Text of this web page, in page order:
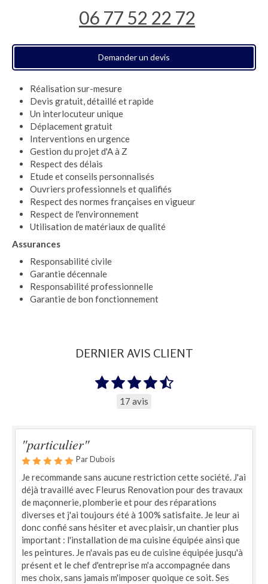
06 77 52 22 72
Demander un devis
Réalisation sur-mesure
Devis gratuit, détaillé et rapide
Un interlocuteur unique
Déplacement gratuit
Interventions en urgence
Gestion du projet d'A à Z
Respect des délais
Etude et conseils personnalisés
Ouvriers professionnels et qualifiés
Respect des normes françaises en vigueur
Respect de l'environnement
Utilisation de matériaux de qualité
Assurances
Responsabilité civile
Garantie décennale
Responsabilité professionnelle
Garantie de bon fonctionnement
DERNIER AVIS CLIENT
17 avis
"particulier"
Par Dubois
Je recommande sans aucune restriction cette société. J'ai
déjà travaillé avec Fleurus Renovation pour des travaux
de maçonnerie, plomberie et pour des réparations
diverses et j'ai toujours été à 100% satisfaite. Je leur ai
donc confié sans hésiter et avec plaisir, un chantier plus
important : l'installation de ma cuisine équipée ainsi que
les peintures. Je n'avais pas eu de cuisine équipée jusqu'à
présent et le chef d'entreprise m'a accompagnée dans
mes choix, sans jamais m'imposer quoique ce soit. Ses